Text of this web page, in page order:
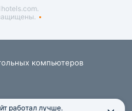
компьютеров
работал лучше.